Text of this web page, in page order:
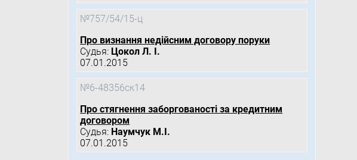
№757/54/15-ц
Про визнання недійсним договору поруки
Судья: Цокол Л. І.
07.01.2015
№6-48356ск14
Про стягнення заборгованості за кредитним
договором
Судья: Наумчук М.І.
07.01.2015